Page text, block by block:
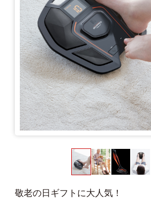
敬老の日ギフトに大人気！